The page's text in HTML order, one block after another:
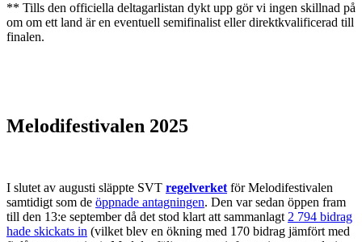
** Tills den officiella deltagarlistan dykt upp gör vi ingen skillnad på
om om ett land är en eventuell semifinalist eller direktkvalificerad till
finalen.
Melodifestivalen 2025
I slutet av augusti släppte SVT regelverket för Melodifestivalen
samtidigt som de öppnade antagningen. Den var sedan öppen fram
till den 13:e september då det stod klart att sammanlagt 2 794 bidrag
hade skickats in (vilket blev en ökning med 170 bidrag jämfört med